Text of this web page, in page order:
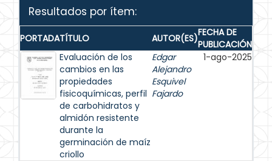
Resultados por ítem:
PORTADATÍTULO AUTOR(ES)FECHA DE
PUBLICACIÓN
Evaluación de los
cambios en las
propiedades
fisicoquímicas, perfil
de carbohidratos y
almidón resistente
durante la
germinación de maíz
criollo
Edgar
Alejandro
Esquivel
Fajardo
1-ago-2025